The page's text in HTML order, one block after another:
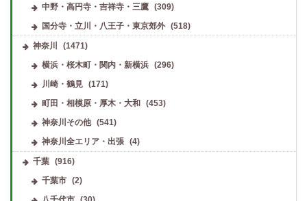
中野・高円寺・吉祥寺・三鷹
(309)
国分寺・立川・八王子・東京郊外
(518)
神奈川
(1471)
横浜・桜木町・関内・新横浜
(296)
川崎・鶴見
(171)
町田・相模原・厚木・大和
(453)
神奈川その他
(541)
神奈川全エリア・出張
(4)
千葉 (916)
千葉市
(2)